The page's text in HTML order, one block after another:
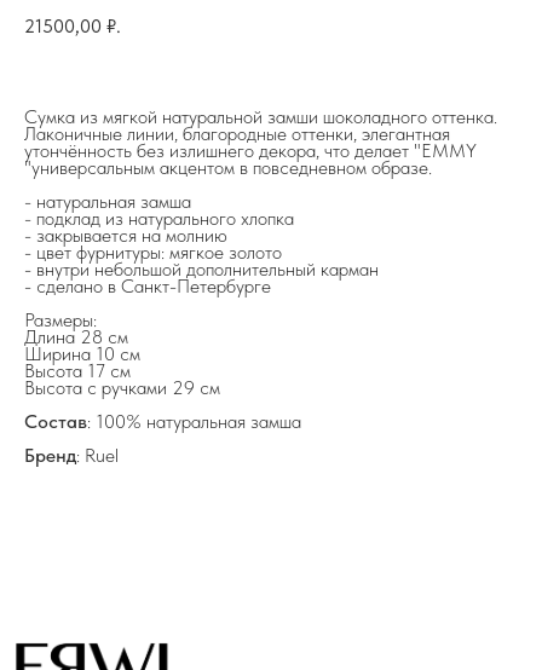
21500,00 ₽.
Сумка из мягкой натуральной замши шоколадного оттенка.
Лаконичные линии, благородные оттенки, элегантная
утончённость без излишнего декора, что делает "EMMY
"универсальным акцентом в повседневном образе.
- натуральная замша
- подклад из натурального хлопка
- закрывается на молнию
- цвет фурнитуры: мягкое золото
- внутри небольшой дополнительный карман
- сделано в Санкт-Петербурге
Размеры:
Длина 28 см
Ширина 10 см
Высота 17 см
Высота с ручками 29 см
Состав: 100% натуральная замша
Бренд: Ruel
Разделы товаров
на главную
info@frwl.store
+7 919 690-30-30